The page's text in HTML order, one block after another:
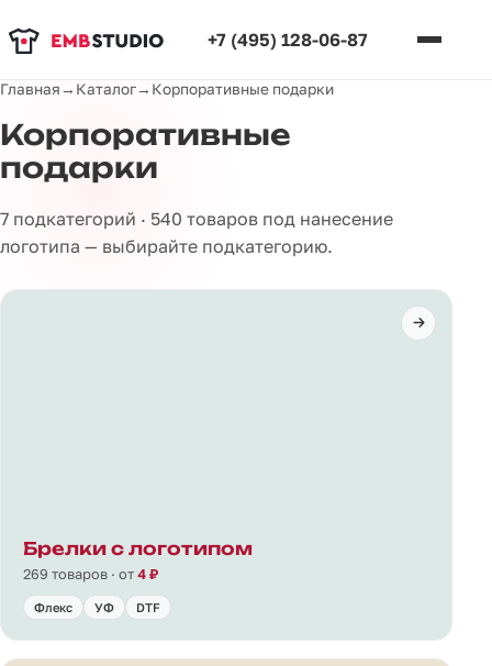
+7 (495) 128-06-87
Главная→ Каталог→ Корпоративные подарки
Корпоративные
подарки
7 подкатегорий · 540 товаров под нанесение
логотипа — выбирайте подкатегорию.
Брелки с логотипом
269 товаров · от4 ₽
Флекс УФ DTF